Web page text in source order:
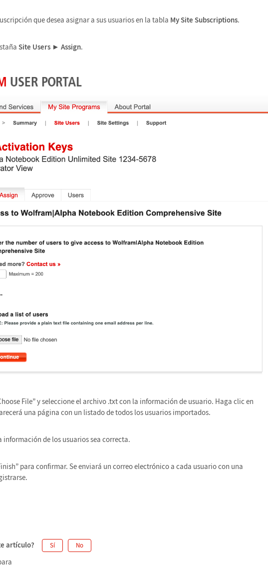
que desea asignar a sus usuarios en la tabla My Site Subscriptions.
Site Users ► Assign.
File” y seleccione el archivo .txt con la información de usuario. Haga clic en
una página con un listado de todos los usuarios importados.
información de los usuarios sea correcta.
para confirmar. Se enviará un correo electrónico a cada usuario con una
artículo? Sí No